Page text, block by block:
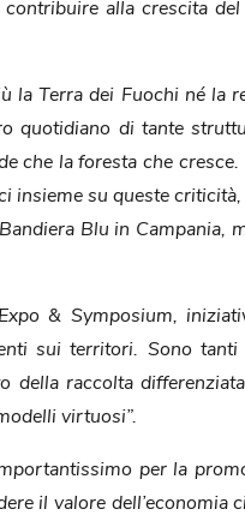
alla crescita
la Terra dei Fuochi né la
quotidiano di tante
che la foresta che cresce.
insieme su queste
Blu in Campania,
& Symposium,
sui territori. Sono
della raccolta
virtuosi”.
per la
il valore dell’economia